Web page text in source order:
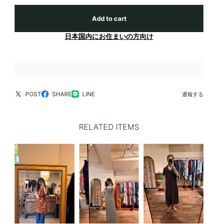
Add to cart
日本国内にお住まいの方向け
POST SHARE LINE 通報する
RELATED ITEMS